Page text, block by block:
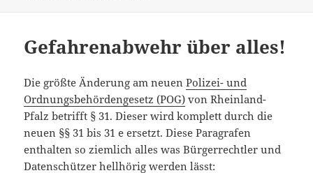
Gefahrenabwehr über alles!
Die größte Änderung am neuenPolizei- und
Ordnungsbehördengesetz (POG) von Rheinland-
Pfalz betrifft § 31. Dieser wird komplett durch die
neuen §§ 31 bis 31 e ersetzt. Diese Paragrafen
enthalten so ziemlich alles was Bürgerrechtler und
Datenschützer hellhörig werden lässt: